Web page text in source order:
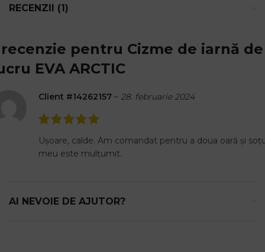
RECENZII (1)
recenzie pentru Cizme de iarnă de
EVA ARCTIC
Client #14262157 – 28. februarie 2024
Ușoare, calde. Am comandat pentru a doua oară și
meu este mulțumit.
AI NEVOIE DE AJUTOR?